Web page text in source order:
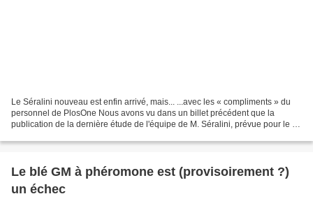
Le Séralini nouveau est enfin arrivé, mais... ...avec les « compliments » du
personnel de PlosOne Nous avons vu dans un billet précédent que la
publication de la dernière étude de l'équipe de M. Séralini, prévue pour le 17
Le blé GM à phéromone est (provisoirement ?)
un échec